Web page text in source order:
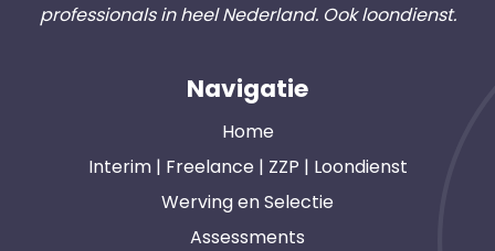
professionals in heel Nederland. Ook loondienst.
Navigatie
Home
Interim | Freelance | ZZP | Loondienst
Werving en Selectie
Assessments